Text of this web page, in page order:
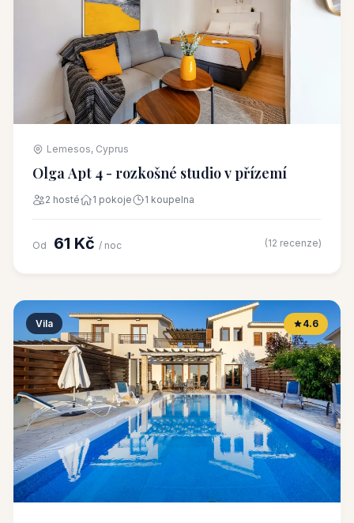
Lemesos, Cyprus
Olga Apt 4 - rozkošné studio v přízemí
2 hosté 1 pokoje 1 koupelna
Od 61 Kč / noc (12 recenze)
Vila 4.6